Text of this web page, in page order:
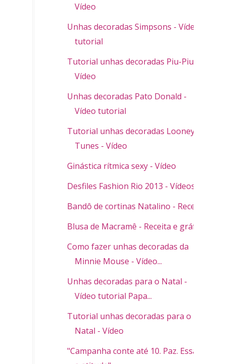
Vídeo
Unhas decoradas Simpsons - Vídeo
tutorial
Tutorial unhas decoradas Piu-Piu -
Vídeo
Unhas decoradas Pato Donald -
Vídeo tutorial
Tutorial unhas decoradas Looney
Tunes - Vídeo
Ginástica rítmica sexy - Vídeo
Desfiles Fashion Rio 2013 - Vídeos
Bandô de cortinas Natalino - Receita
Blusa de Macramê - Receita e gráfico
Como fazer unhas decoradas da
Minnie Mouse - Vídeo...
Unhas decoradas para o Natal -
Vídeo tutorial Papa...
Tutorial unhas decoradas para o
Natal - Vídeo
"Campanha conte até 10. Paz. Essa é